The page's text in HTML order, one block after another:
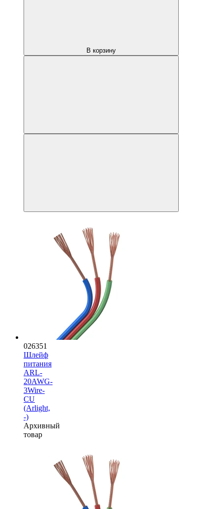
В корзину
026351
Шлейф
питания
ARL-
20AWG-
3Wire-
CU
(Arlight,
-)
Архивный
товар